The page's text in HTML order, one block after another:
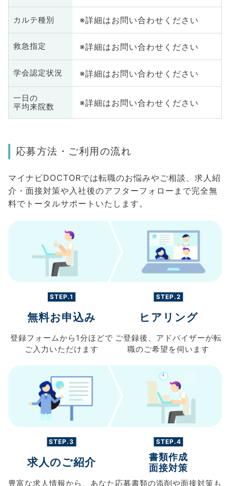
カルテ種別 ※詳細はお問い合わせください
救急指定 ※詳細はお問い合わせください
学会認定状況 ※詳細はお問い合わせください
一日の
平均来院数
※詳細はお問い合わせください
応募方法・ご利用の流れ
マイナビDOCTORでは転職のお悩みやご相談、求人紹
介・面接対策や入社後のアフターフォローまで完全無
料でトータルサポートいたします。
STEP.1
無料お申込み
登録フォームから 1分ほどで
ご入力 いただけます
STEP.2
ヒアリング
ご登録後、 アドバイザーが転
職のご希望を伺います
STEP.3
求人のご紹介
豊富な求人情報から、 あなた
STEP.4
書類作成
面接対策
応募書類の添削や面接対策も